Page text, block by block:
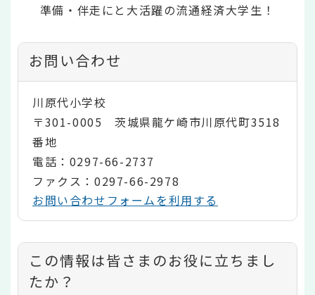
準備・伴走にと大活躍の流通経済大学生！
お問い合わせ
川原代小学校
〒301-0005 茨城県龍ケ崎市川原代町3518
番地
電話：0297-66-2737
ファクス：0297-66-2978
お問い合わせフォームを利用する
コ
ン
この情報は皆さまのお役に立ちまし
たか？